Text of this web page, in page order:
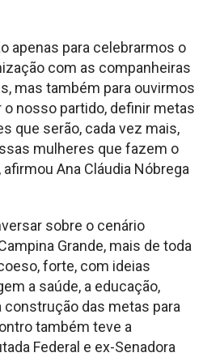
apenas para celebrarmos o
com as companheiras
mas também para ouvirmos
nosso partido, definir metas
que serão, cada vez mais,
mulheres que fazem o
Ana Cláudia Nóbrega
sobre o cenário
Grande, mais de toda
forte, com ideias
a saúde, a educação,
construção das metas para
também teve a
Federal e ex-Senadora